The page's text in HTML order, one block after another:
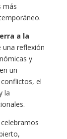
más
a la
una reflexión
y
un
el
la
celebramos